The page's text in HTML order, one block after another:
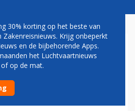
OVER
30% korting op het beste van
Zakenreisnieuws. Krijg onbeperkt
en de bijbehorende Apps.
het Luchtvaartnieuws
op de mat.